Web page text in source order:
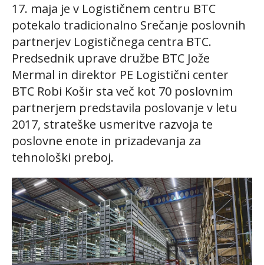
17. maja je v Logističnem centru BTC
potekalo tradicionalno Srečanje poslovnih
partnerjev Logističnega centra BTC.
Predsednik uprave družbe BTC Jože
Mermal in direktor PE Logistični center
BTC Robi Košir sta več kot 70 poslovnim
partnerjem predstavila poslovanje v letu
2017, strateške usmeritve razvoja te
poslovne enote in prizadevanja za
tehnološki preboj.